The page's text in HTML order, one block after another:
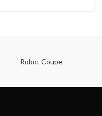
Robot Coupe